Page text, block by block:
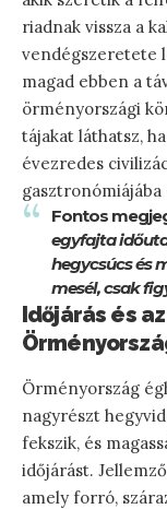
riadnak vissza a
vendégszeretete
magad ebben a
örményországi
tájakat láthatsz,
évezredes
gasztronómiájába
Fontos
egyfajta
hegycsúcs és
mesél, csak
Időjárás és
Örményország
nagyrészt
fekszik, és
időjárást.
amely forró,